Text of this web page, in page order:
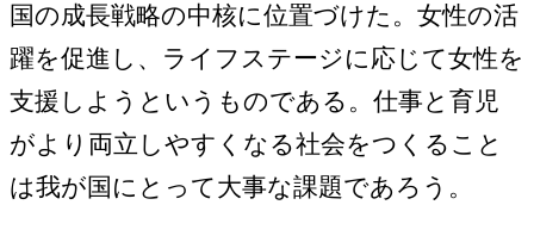
国の成長戦略の中核に位置づけた。女性の活
躍を促進し、ライフステージに応じて女性を
支援しようというものである。仕事と育児
がより両立しやすくなる社会をつくること
は我が国にとって大事な課題であろう。